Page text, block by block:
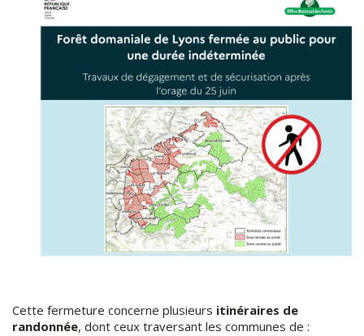
Cette fermeture concerne plusieurs itinéraires de
randonnée, dont ceux traversant les communes de :